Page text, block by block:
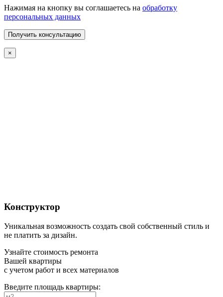
Нажимая на кнопку вы соглашаетесь на обработку
персональных данных
×
Конструктор
Уникальная возможность создать свой собственный стиль и
не платить за дизайн.
Узнайте стоимость ремонта
Вашей квартиры
с учетом работ и всех материалов
Введите площадь квартиры: